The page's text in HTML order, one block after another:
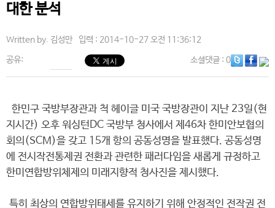
대한 분석
Written by. 김성만 입력 : 2014-10-27 오전 11:36:12
공유: 소셜댓글: 0
한민구 국방부장관과 척 헤이글 미국 국방장관이 지난 23일(현
지시간) 오후 워싱턴DC 국방부 청사에서 제46차 한미안보협의
회의(SCM)을 갖고 15개 항의 공동성명을 발표했다. 공동성명
에 전시작전통제권 전환과 관련한 패러다임을 새롭게 규정하고
한미연합방위체제의 미래지향적 청사진을 제시했다.
특히 최상의 연합방위태세를 유지하기 위해 안정적인 전작권 전